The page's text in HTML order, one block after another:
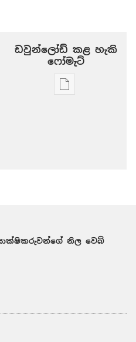
ඩවුන්ලෝඩ් කළ හැකි
‍‍ෆෝමැට්
ප්‍රකාශන
නිල වෙබ්